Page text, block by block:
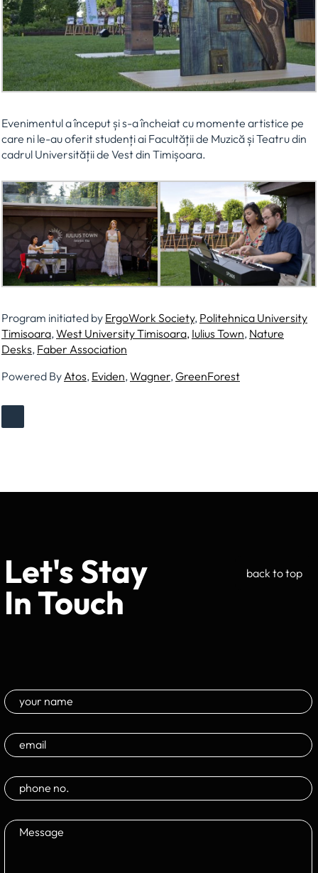
Evenimentul a început și s-a încheiat cu momente artistice pe
care ni le-au oferit studenți ai Facultății de Muzică și Teatru din
cadrul Universității de Vest din Timișoara.
Program initiated by ErgoWork Society, Politehnica University
Timisoara, West University Timisoara, Iulius Town, Nature
Desks, Faber Association
Powered By Atos, Eviden, Wagner, GreenForest
Let's Stay
In Touch
back to top